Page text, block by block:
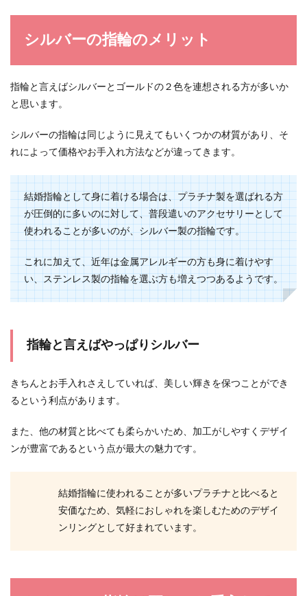
髪を結んだ時に髪飾りが一つあるだけで、雰囲気
がアップしますね。 ですがかわいい、素敵と思っ
ンスや印象の楽しみ方
す。 ただ何も考えずに付けてしまうと、その指輪
の良さが...
シルバーの指輪のメリット
指輪と言えばシルバーとゴールドの２色を連想される方が多いか
と思います。
シルバーの指輪は同じように見えてもいくつかの材質があり、そ
れによって価格やお手入れ方法などが違ってきます。
結婚指輪として身に着ける場合は、プラチナ製を選ばれる方
が圧倒的に多いのに対して、普段遣いのアクセサリーとして
使われることが多いのが、シルバー製の指輪です。
これに加えて、近年は金属アレルギーの方も身に着けやす
い、ステンレス製の指輪を選ぶ方も増えつつあるようです。
指輪と言えばやっぱりシルバー
きちんとお手入れさえしていれば、美しい輝きを保つことができ
るという利点があります。
また、他の材質と比べても柔らかいため、加工がしやすくデザイ
ンが豊富であるという点が最大の魅力です。
結婚指輪に使われることが多いプラチナと比べると
安価なため、気軽におしゃれを楽しむためのデザイ
ンリングとして好まれています。